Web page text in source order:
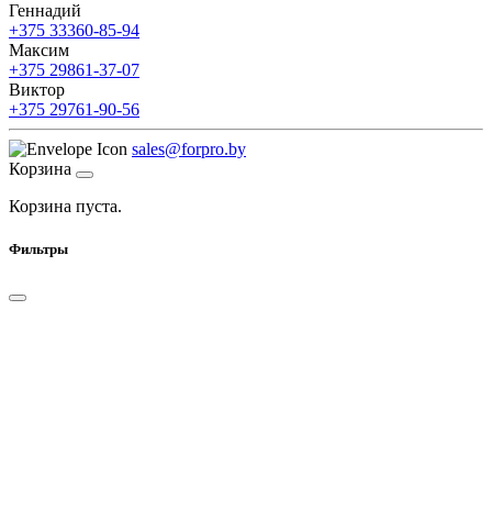
Геннадий
+375 33360-85-94
Максим
+375 29861-37-07
Виктор
+375 29761-90-56
sales@forpro.by
Корзина
Корзина пуста.
Фильтры